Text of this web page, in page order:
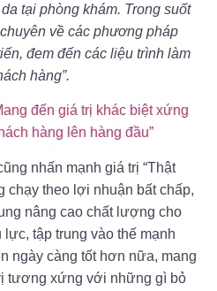
tại phòng khám. Trong suốt
về các phương pháp
đem đến các liệu trình làm
hàng”.
nhấn mạnh giá trị “Thật
chạy theo lợi nhuận bất chấp,
nâng cao chất lượng cho
tập trung vào thế mạnh
ngày càng tốt hơn nữa, mang
tương xứng với những gì bỏ